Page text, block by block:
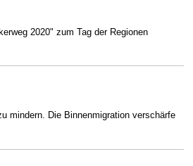
2020" zum Tag der Regionen
mindern. Die Binnenmigration verschärfe